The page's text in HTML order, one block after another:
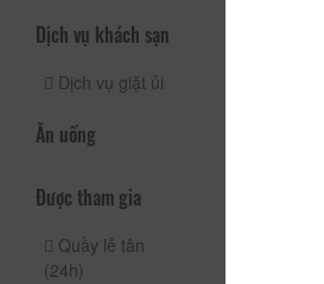
Dịch vụ khách sạn
Dịch vụ giặt ủi
Ăn uống
Được tham gia
Quầy lễ tân
(24h)